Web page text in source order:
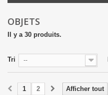
OBJETS
Il y a 30 produits.
Tri --
Afficher tout
1 2